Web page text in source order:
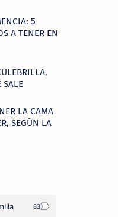
5
A TENER EN
SALE
LA CAMA
SEGÚN LA